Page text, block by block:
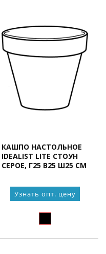
КАШПО НАСТОЛЬНОЕ
IDEALIST LITE СТОУН
СЕРОЕ, Г25 В25 Ш25 СМ
Узнать опт. цену